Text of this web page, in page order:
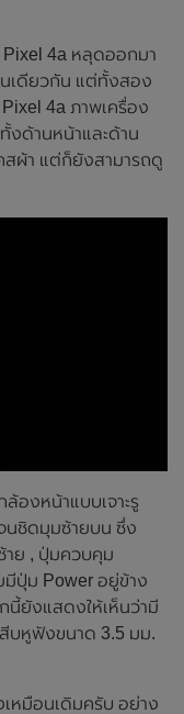
Pixel 4a หลุดออกมา
เดียวกัน แต่ทั้งสอง
4a ภาพเครื่อง
งด้านหน้าและด้าน
สผ้า แต่ก็ยังสามารถดู
องหน้าแบบเจาะรู
นชิดมุมซ้ายบน ซึ่ง
าย , ปุ่มควบคุม
ปุ่ม Power อยู่ข้าง
นี้ยังแสดงให้เห็นว่ามี
สีบหูฟังขนาด 3.5 มม.
หมือนเดิมครับ อย่าง